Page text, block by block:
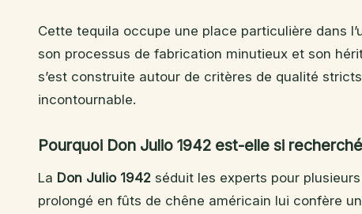
Cette tequila occupe une place particulière dans
son processus de fabrication minutieux et son
s’est construite autour de critères de qualité
incontournable.
Pourquoi Don Julio 1942 est-elle si
La Don Julio 1942 séduit les experts pour
prolongé en fûts de chêne américain lui confère